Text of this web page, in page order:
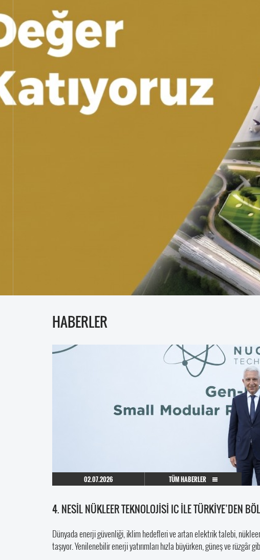
HABERLER
02.07.2026 TÜM HABERLER
4. NESİL NÜKLEER TEKNOLOJİSİ IC İLE TÜRKİYE’DEN
Dünyada enerji güvenliği, iklim hedefleri ve artan elektrik talebi,
taşıyor. Yenilenebilir enerji yatırımları hızla büyürken, güneş ve rüzgâr